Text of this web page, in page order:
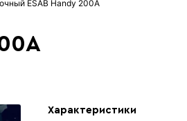
ESAB Handy 200А
Характеристики